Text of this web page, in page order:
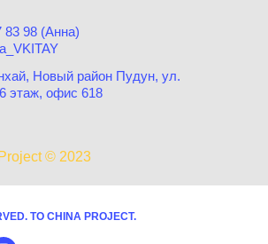
© 2023
Новый район Пудун, ул.
этаж, офис 618
83 98‬ (Анна)
TO CHINA PROJECT.